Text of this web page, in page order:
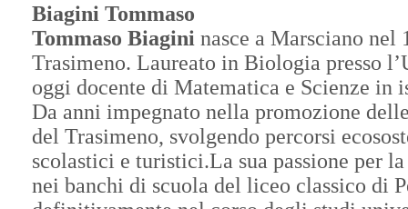
Biagini Tommaso
Tommaso Biagini nasce a Marsciano nel
Trasimeno. Laureato in Biologia presso
oggi docente di Matematica e Scienze in
Da anni impegnato nella promozione
del Trasimeno, svolgendo percorsi
scolastici e turistici.La sua passione per
nei banchi di scuola del liceo classico di